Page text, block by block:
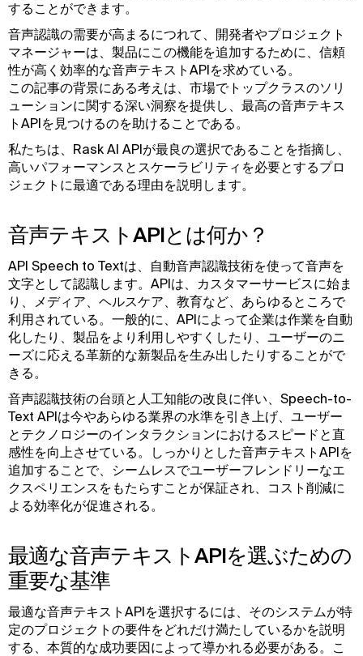
することができます。
音声認識の需要が高まるにつれて、開発者やプロジェクト
マネージャーは、製品にこの機能を追加するために、信頼
性が高く効率的な音声テキストAPIを求めている。
この記事の背景にある考えは、市場でトップクラスのソリ
ューションに関する深い洞察を提供し、最高の音声テキス
トAPIを見つけるのを助けることである。
私たちは、Rask AI APIが最良の選択であることを指摘し、
高いパフォーマンスとスケーラビリティを必要とするプロ
ジェクトに最適である理由を説明します。
音声テキストAPIとは何か？
API Speech to Textは、自動音声認識技術を使って音声を
文字として認識します。APIは、カスタマーサービスに始ま
り、メディア、ヘルスケア、教育など、あらゆるところで
利用されている。一般的に、APIによって企業は作業を自動
化したり、製品をより利用しやすくしたり、ユーザーのニ
ーズに応える革新的な新製品を生み出したりすることがで
きる。
音声認識技術の台頭と人工知能の改良に伴い、Speech-to-
Text APIは今やあらゆる業界の水準を引き上げ、ユーザー
とテクノロジーのインタラクションにおけるスピードと直
感性を向上させている。しっかりとした音声テキストAPIを
追加することで、シームレスでユーザーフレンドリーなエ
クスペリエンスをもたらすことが保証され、コスト削減に
よる効率化が促進される。
最適な音声テキストAPIを選ぶための
重要な基準
最適な音声テキストAPIを選択するには、そのシステムが特
定のプロジェクトの要件をどれだけ満たしているかを説明
する、本質的な成功要因によって導かれる必要がある。こ